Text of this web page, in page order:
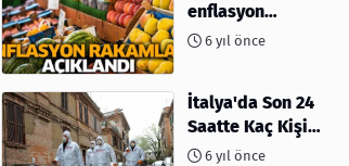
enflasyon
rakamları
6 yıl önce
İtalya'da Son 24
Saatte Kaç Kişi
Öldü6 yıl önce